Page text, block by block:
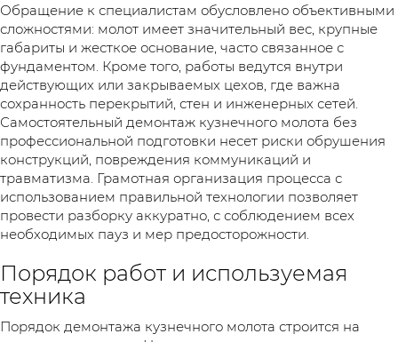
Обращение к специалистам обусловлено объективными
сложностями: молот имеет значительный вес, крупные
габариты и жесткое основание, часто связанное с
фундаментом. Кроме того, работы ведутся внутри
действующих или закрываемых цехов, где важна
сохранность перекрытий, стен и инженерных сетей.
Самостоятельный демонтаж кузнечного молота без
профессиональной подготовки несет риски обрушения
конструкций, повреждения коммуникаций и
травматизма. Грамотная организация процесса с
использованием правильной технологии позволяет
провести разборку аккуратно, с соблюдением всех
необходимых пауз и мер предосторожности.
Порядок работ и используемая
техника
Порядок демонтажа кузнечного молота строится на